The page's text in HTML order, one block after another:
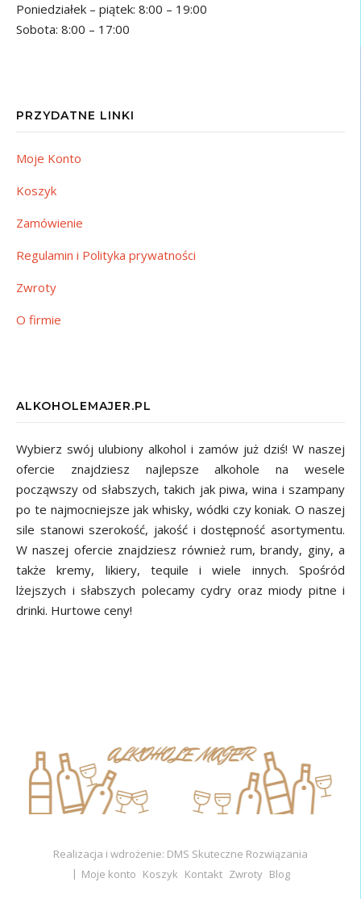
Poniedziałek – piątek: 8:00 – 19:00
Sobota: 8:00 – 17:00
PRZYDATNE LINKI
Moje Konto
Koszyk
Zamówienie
Regulamin i Polityka prywatności
Zwroty
O firmie
ALKOHOLEMAJER.PL
Wybierz swój ulubiony alkohol i zamów już dziś! W naszej
ofercie znajdziesz najlepsze alkohole na wesele
począwszy od słabszych, takich jak piwa, wina i szampany
po te najmocniejsze jak whisky, wódki czy koniak. O naszej
sile stanowi szerokość, jakość i dostępność asortymentu.
W naszej ofercie znajdziesz również rum, brandy, giny, a
także kremy, likiery, tequile i wiele innych. Spośród
lżejszych i słabszych polecamy cydry oraz miody pitne i
drinki. Hurtowe ceny!
Realizacja i wdrożenie: DMS Skuteczne Rozwiązania
Moje konto Koszyk Kontakt Zwroty Blog